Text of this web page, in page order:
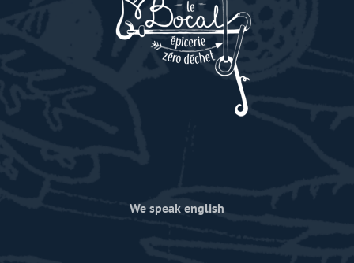
We speak english